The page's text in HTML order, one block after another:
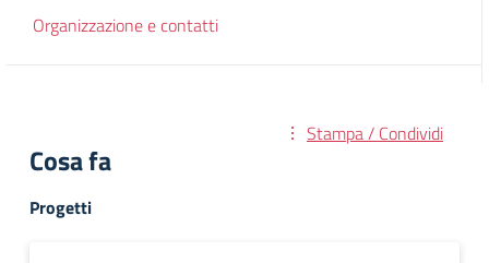
Organizzazione e contatti
Stampa / Condividi
Cosa fa
Progetti